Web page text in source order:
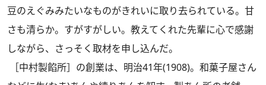
豆のえぐみみたいなものがきれいに取り去られている。甘
さも清らか。すがすがしい。教えてくれた先輩に心で感謝
しながら、さっそく取材を申し込んだ。
［中村製餡所］の創業は、明治41年(1908)。和菓子屋さん